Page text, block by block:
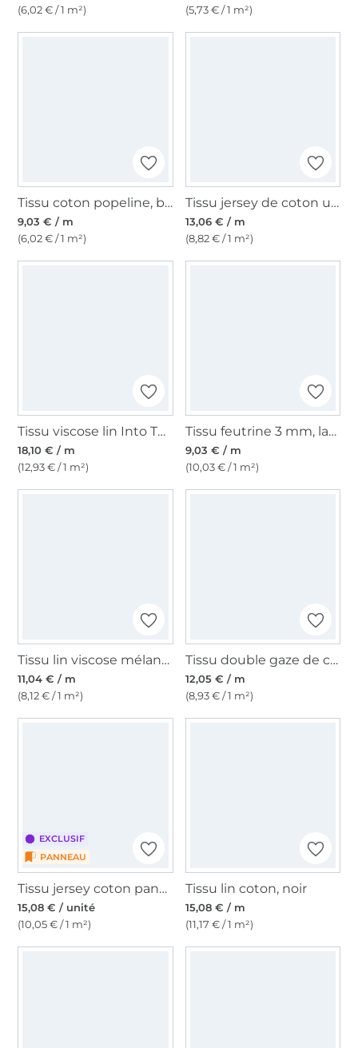
(6,02 € / 1 m²)
(5,73 € / 1 m²)
Tissu coton popeline, blanc cassé
9,03 € / m
(6,02 € / 1 m²)
Tissu jersey de coton uni, bleu foncé
13,06 € / m
(8,82 € / 1 m²)
Tissu viscose lin Into The Trees, bordeaux
18,10 € / m
(12,93 € / 1 m²)
Tissu feutrine 3 mm, largeur 90 cm, grie chiné
9,03 € / m
(10,03 € / 1 m²)
Tissu lin viscose mélange, beige clair chiné
11,04 € / m
(8,12 € / 1 m²)
Tissu double gaze de coton Citrons lemon, blanc
12,05 € / m
(8,93 € / 1 m²)
EXCLUSIF
PANNEAU
Tissu jersey coton panneau Nuée de papillons Malomi, 150x100cm
15,08 € / unité
(10,05 € / 1 m²)
Tissu lin coton, noir
15,08 € / m
(11,17 € / 1 m²)